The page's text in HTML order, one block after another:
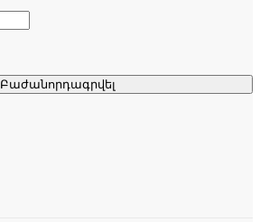
Բաժանորդագրվել